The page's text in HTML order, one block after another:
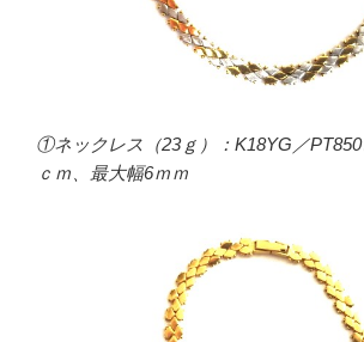
①ネックレス（23ｇ）：K18YG／
ｃｍ、最大幅6ｍｍ